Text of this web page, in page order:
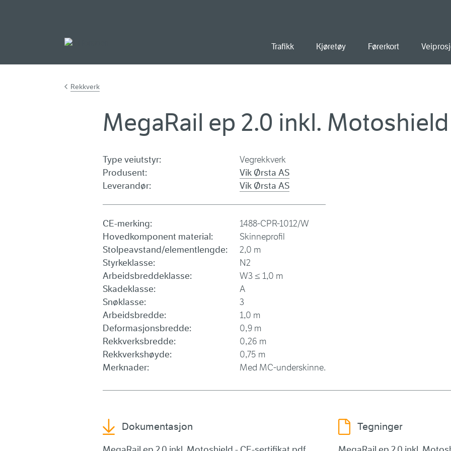
Trafikk Kjøretøy Førerkort
Rekkverk
MegaRail ep 2.0 inkl. Motoshield
Type veiutstyr:
Vegrekkverk
Produsent:
Vik Ørsta AS
Leverandør:
Vik Ørsta AS
CE-merking:
1488-CPR-1012/W
Hovedkomponent material:
Skinneprofil
Stolpeavstand/elementlengde:
2,0 m
Styrkeklasse:
N2
Arbeidsbreddeklasse:
W3 ≤ 1,0 m
Skadeklasse:
A
Snøklasse:
3
Arbeidsbredde:
1,0 m
Deformasjonsbredde:
0,9 m
Rekkverksbredde:
0,26 m
Rekkverkshøyde:
0,75 m
Merknader:
Med MC-underskinne.
Dokumentasjon Tegninger